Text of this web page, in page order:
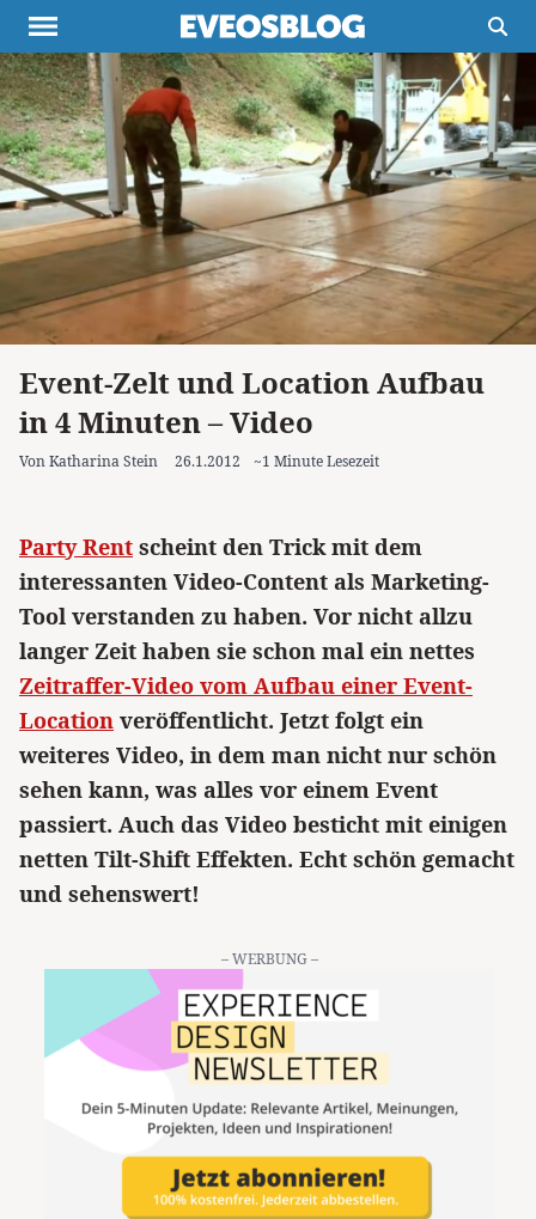
Themen Projekte
Inspiration
Destinationen
Über uns
Werbung
Buchtipps
Newsletter
Event-Zelt und Location Aufbau
in 4 Minuten – Video
Von Katharina Stein 26.1.2012 ~1 Minute Lesezeit
Party Rent scheint den Trick mit dem
interessanten Video-Content als Marketing-
Tool verstanden zu haben. Vor nicht allzu
langer Zeit haben sie schon mal ein nettes
Zeitraffer-Video vom Aufbau einer Event-
Location veröffentlicht. Jetzt folgt ein
weiteres Video, in dem man nicht nur schön
sehen kann, was alles vor einem Event
passiert. Auch das Video besticht mit einigen
netten Tilt-Shift Effekten. Echt schön gemacht
und sehenswert!
– WERBUNG –